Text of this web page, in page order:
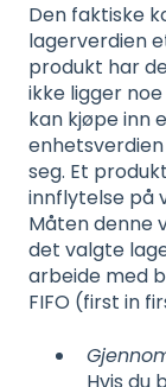
Den faktiske
lagerverdien
produkt har
ikke ligger
kan kjøpe inn
seg. Et
innflytelse på
Måten denne
det valgte
arbeide med
FIFO (first in
Hvis du